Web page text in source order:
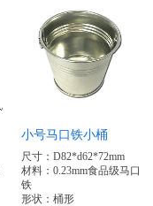
小号马口铁小桶
尺寸：D82*d62*72mm
材料：0.23mm食品级马口
铁
形状：桶形